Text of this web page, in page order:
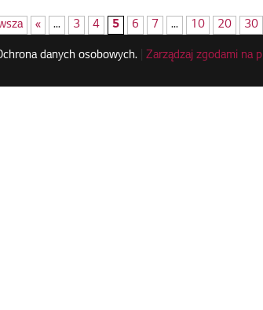
« ... 3 4 5 6 7 ... 10 20 30
danych osobowych. |Zarządzaj zgodami na